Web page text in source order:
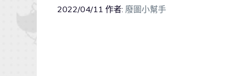
2022/04/11 作者: 廢圖小幫手